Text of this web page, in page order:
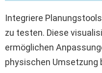
Integriere
zu testen. Diese
ermöglichen
physischen Umsetzung